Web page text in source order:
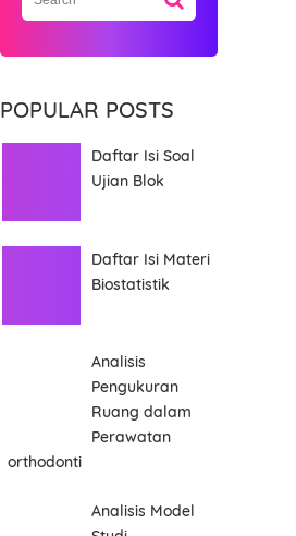
POPULAR POSTS
Daftar Isi Soal
Ujian Blok
Daftar Isi Materi
Biostatistik
Analisis
Pengukuran
Ruang dalam
Perawatan
orthodonti
Analisis Model